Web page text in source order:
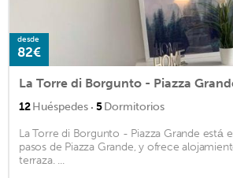
desde
82€
La Torre di Borgunto - Piazza
12Huéspedes · 5Dormitorios
La Torre di Borgunto - Piazza Grande está
pasos de Piazza Grande, y ofrece
terraza. ...